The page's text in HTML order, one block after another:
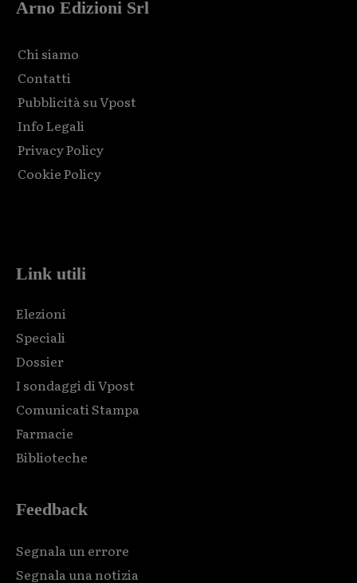
Arno Edizioni Srl
Chi siamo
Contatti
Pubblicità su Vpost
Info Legali
Privacy Policy
Cookie Policy
Link utili
Elezioni
Speciali
Dossier
I sondaggi di Vpost
Comunicati Stampa
Farmacie
Biblioteche
Feedback
Segnala un errore
Segnala una notizia